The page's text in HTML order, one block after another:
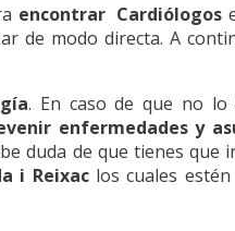
encontrar Cardiólogos
de modo directa. A
. En caso de que no lo
enfermedades y
duda de que tienes
i Reixaclos cuales estén